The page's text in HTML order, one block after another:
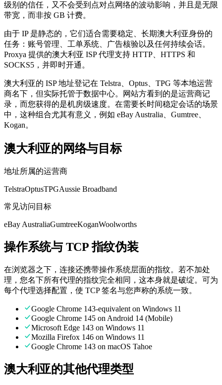
级别的信任，又不会受到点对点网络的波动影响，并且是无限
带宽，而非按 GB 计费。
由于 IP 是静态的，它们适合需要稳定、长期澳大利亚身份的
任务：账号管理、工单系统、广告核验以及任何持续会话。
Proxya 提供的澳大利亚 ISP 代理支持 HTTP、HTTPS 和
SOCKS5，并即时开通。
澳大利亚的 ISP 地址登记在 Telstra、Optus、TPG 等本地运营
商名下，但实际托管于数据中心。网站方看到的是运营商记
录，而您获得的是机房级速度。在需要长时间稳定会话的场景
中，这种组合尤其有意义，例如 eBay Australia、Gumtree、
Kogan。
澳大利亚的网络与目标
地址所属的运营商
TelstraOptusTPGAussie Broadband
常见访问目标
eBay AustraliaGumtreeKoganWoolworths
操作系统与 TCP 指纹伪装
在浏览器之下，连接还携带操作系统层面的指纹。若不加处
理，您名下所有代理的指纹完全相同，这本身就是破绽。可为
每个代理选择配置，使 TCP 签名与您声称的系统一致。
Google Chrome 143-equivalent on Windows 11
Google Chrome 145 on Android 14 (Mobile)
Microsoft Edge 143 on Windows 11
Mozilla Firefox 146 on Windows 11
Google Chrome 143 on macOS Tahoe
澳大利亚的其他代理类型